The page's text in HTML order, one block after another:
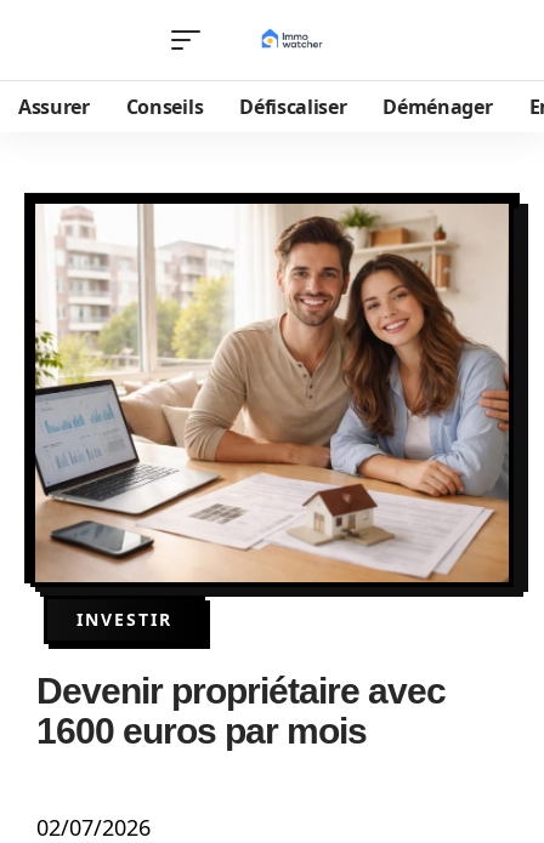
Assurer Conseils Défiscaliser Déménager
INVESTIR
Devenir propriétaire avec
1600 euros par mois
02/07/2026